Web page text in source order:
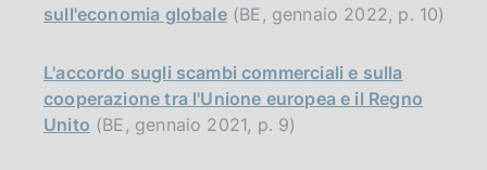
sull'economia globale(BE, gennaio 2022, p. 10)
L'accordo sugli scambi commerciali e sulla
cooperazione tra l'Unione europea e il Regno
Unito (BE, gennaio 2021, p. 9)